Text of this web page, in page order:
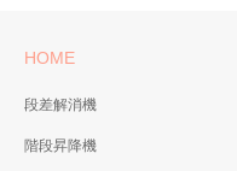
HOME
段差解消機
階段昇降機